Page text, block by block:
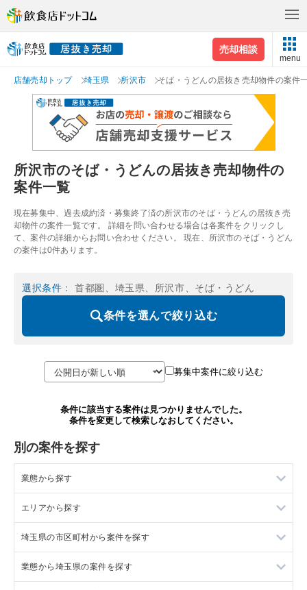
売却相談
menu
店舗売却トップ 埼玉県 所沢市 そば・うどんの居抜き売却物件の案件
所沢市のそば・うどんの居抜き売却物件の
案件一覧
現在募集中、過去成約済・募集終了済の所沢市のそば・うどんの居抜き売
却物件の案件一覧です。 詳細を問い合わせる場合は各案件をクリックし
て、案件の詳細からお問い合わせください。 現在、所沢市のそば・うどん
の案件は0件あります。
選択条件 ： 首都圏、埼玉県、所沢市、そば・うどん
条件を選んで絞り込む
募集中案件に絞り込む
条件に該当する案件は見つかりませんでした。
条件を変更して検索しなおしてください。
別の案件を探す
業態から探す
ラーメンの居抜き売却物件の案件一覧
フランス料理の居抜き売却物件の案件一覧
イタリア料理の居抜き売却物件の案件一覧
エリアから探す
東京23区の飲食店の居抜き売却物件の案件一覧
東京都下の飲食店の居抜き売却物件の案件一覧
埼玉県の市区町村から案件を探す
上尾市の飲食店の居抜き売却物件の案件一覧
業態から埼玉県の案件を探す